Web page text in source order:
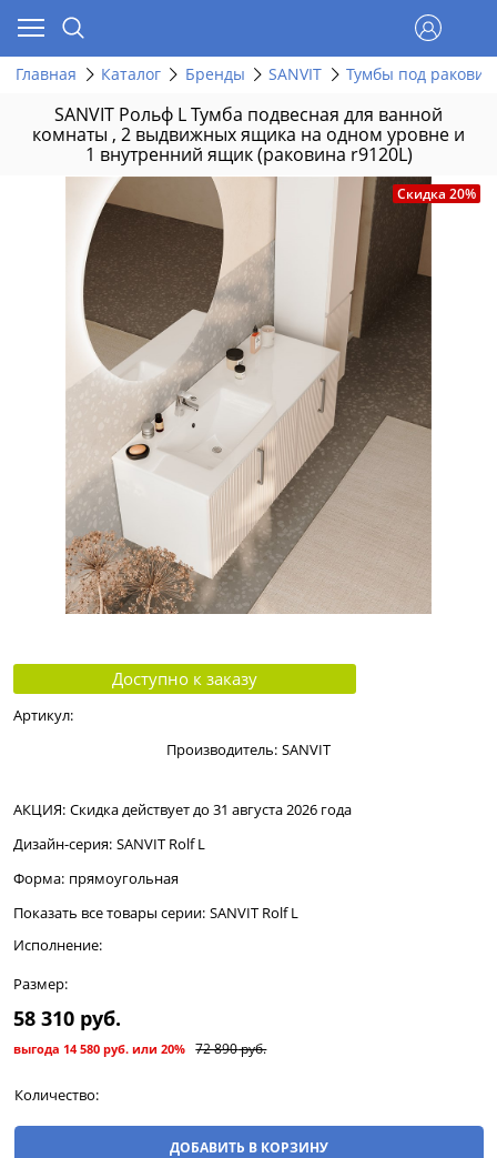
Главная Каталог Бренды SANVIT Тумбы под
SANVIT Рольф L Тумба подвесная для ванной
комнаты , 2 выдвижных ящика на одном уровне и
1 внутренний ящик (раковина r9120L)
Скидка 20%
Доступно к заказу
Артикул:
Производитель: SANVIT
АКЦИЯ: Скидка действует до 31 августа 2026 года
Дизайн-серия: SANVIT Rolf L
Форма: прямоугольная
Показать все товары серии: SANVIT Rolf L
Исполнение:
Размер:
72 890 руб.
58 310 руб.
выгода 14 580 руб. или 20%
Количество:
ДОБАВИТЬ В КОРЗИНУ